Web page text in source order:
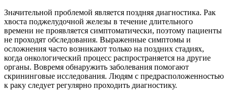
Значительной проблемой является поздняя диагностика. Рак
хвоста поджелудочной железы в течение длительного
времени не проявляется симптоматически, поэтому пациенты
не проходят обследования. Выраженные симптомы и
осложнения часто возникают только на поздних стадиях,
когда онкологический процесс распространяется на другие
органы. Вовремя обнаружить заболевания помогают
скрининговые исследования. Людям с предрасположенностью
к раку следует регулярно проходить диагностику.